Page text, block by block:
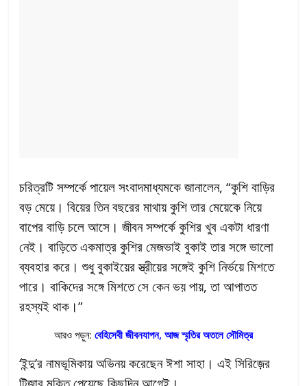
চরিত্রটি সম্পর্কে পায়েল সংবাদমাধ্যমকে জানালেন, “কুশি বাড়ির
বড় মেয়ে। বিয়ের তিন বছরের মাথায় কুশি তার মেয়েকে নিয়ে
বাপের বাড়ি চলে আসে। জীবন সম্পর্কে কুশির খুব একটা ধারণা
নেই। বাড়িতে একমাত্র কুশির মেজভাই বুকাই তার সঙ্গে ভালো
ব্যবহার করে। শুধু বুকাইয়ের স্ত্রীয়ের সঙ্গেই কুশি নির্ভয়ে মিশতে
পারে। বাকিদের সঙ্গে মিশতে সে কেন ভয় পায়, তা আপাতত
রহস্যই থাক।”
আরও পড়ুন: বেহিসেবী জীবনযাপন, আজ স্মৃতির অতলে সৌমিত্র
‘ইন্দু’র নামভূমিকায় অভিনয় করেছেন ঈশা সাহা। এই সিরিজ়ের